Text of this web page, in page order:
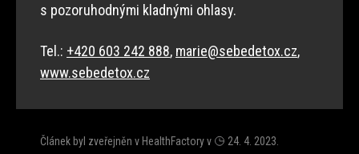
s pozoruhodnými kladnými ohlasy.
Tel.: +420 603 242 888, marie@sebedetox.cz,
www.sebedetox.cz
Článek byl zveřejněn v HealthFactoryv 24. 4. 2023